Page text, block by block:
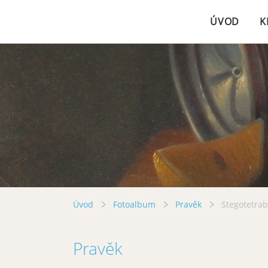
ÚVOD
Úvod Fotoalbum Pravěk
Pravěk